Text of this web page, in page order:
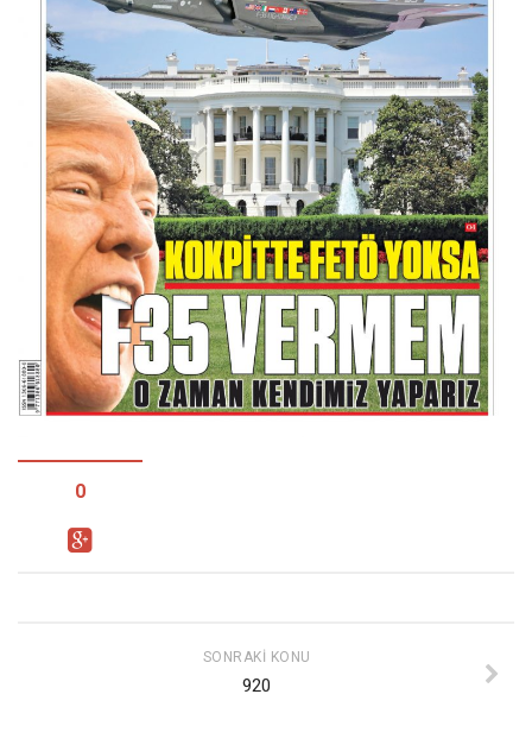
Twitter
Facebook
Instagram
YouTube
Editörden
Yazarlar
Kemal Özer
Mahmut Toptaş
Yvonne Ridley
Barış Tarımcıoğlu
Yusuf Armağan
Leyla Şerif Emin
0
SONRAKI KONU
920